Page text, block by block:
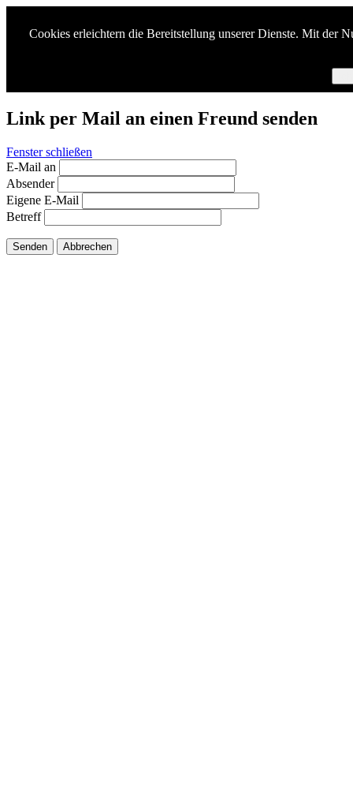
Cookies erleichtern die Bereitstellung unserer Dienste. Mit der
Link per Mail an einen Freund senden
Fenster schließen
E-Mail an
Absender
Eigene E-Mail
Betreff
Senden Abbrechen